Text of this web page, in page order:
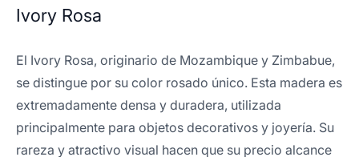
Ivory Rosa
El Ivory Rosa, originario de Mozambique y Zimbabue,
se distingue por su color rosado único. Esta madera es
extremadamente densa y duradera, utilizada
principalmente para objetos decorativos y joyería. Su
rareza y atractivo visual hacen que su precio alcance